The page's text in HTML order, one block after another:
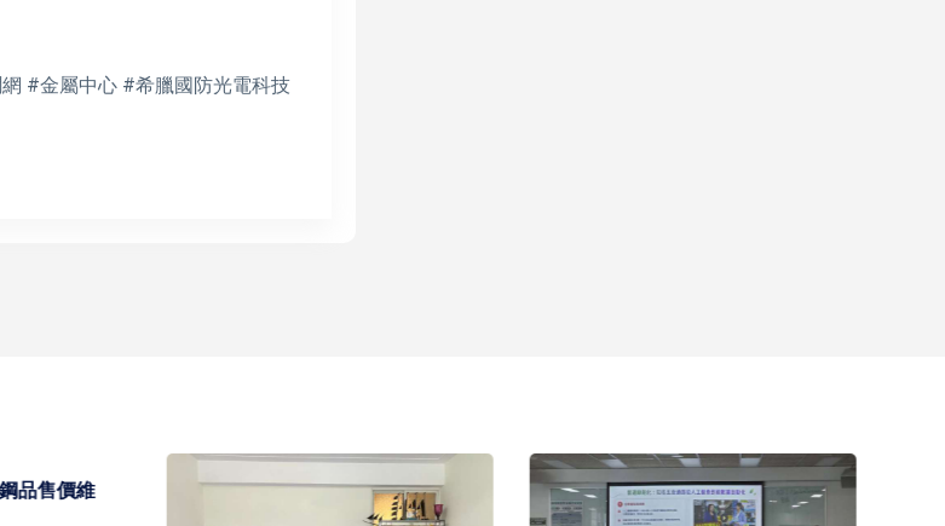
#金屬中心 #希臘國防光電科技
品售價維